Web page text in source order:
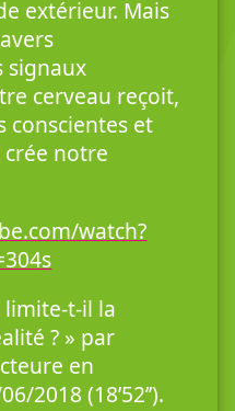
extérieur. Mais
signaux
cerveau reçoit,
conscientes et
crée notre
watch?
limite-t-il la
? » par
en
2018 (18’52’’).